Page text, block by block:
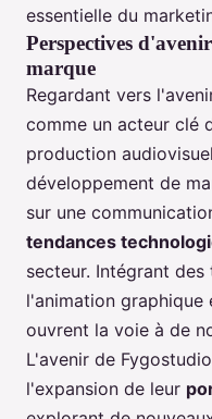
essentielle du
Perspectives
marque
Regardant vers
comme un acteur clé
production
développement de
sur une
tendances
secteur. Intégrant
l'animation graphique
ouvrent la voie à de
L'avenir de
l'expansion de leur